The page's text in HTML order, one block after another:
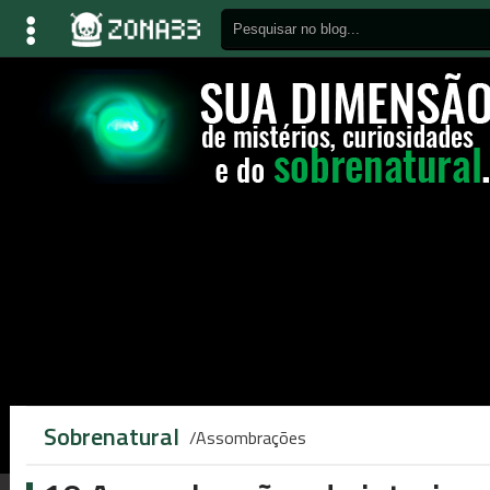
Sobrenatural Assombrações